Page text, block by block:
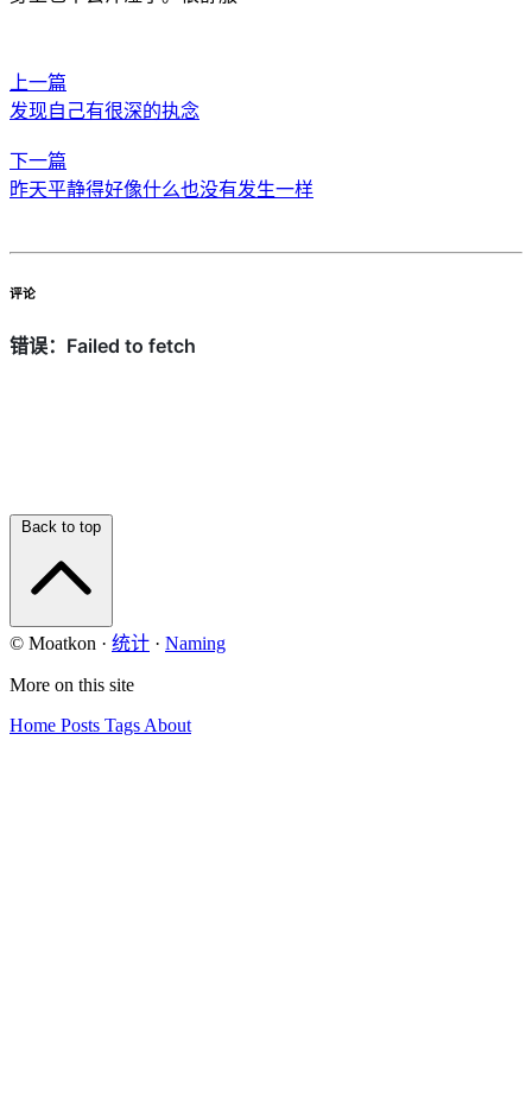
上一篇
发现自己有很深的执念
下一篇
昨天平静得好像什么也没有发生一样
评论
Back to top
© Moatkon · 统计 · Naming
More on this site
Home Posts Tags About